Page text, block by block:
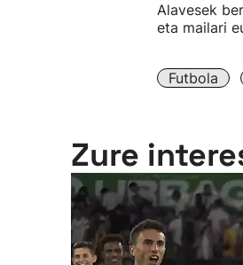
Alavesek
eta mailari
Futbola
Zure